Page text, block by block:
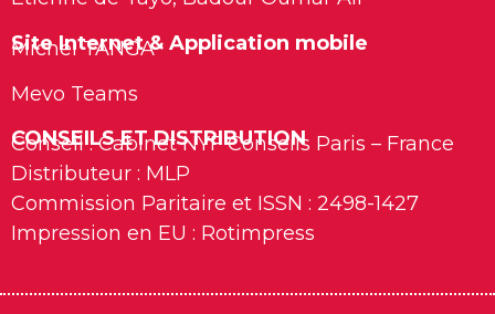
Site Internet & Application mobile
Michel TANGA
Mevo Teams
CONSEILS ET DISTRIBUTION
Conseil : Cabinet NYF Conseils Paris – France
Distributeur : MLP
Commission Paritaire et ISSN : 2498-1427
Impression en EU : Rotimpress